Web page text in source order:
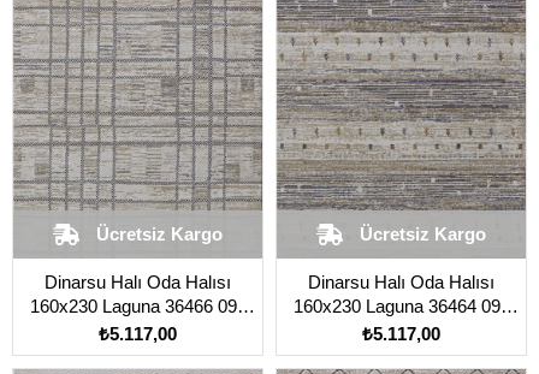
Dinarsu Halı Oda Halısı
160x230 Laguna 36466 095
Kahverengi Açık
₺5.117,00
Ücretsiz Kargo
Dinarsu Halı Oda Halısı
160x230 Laguna 36464 095
Kahverengi Açık
₺5.117,00
Ücretsiz Kargo